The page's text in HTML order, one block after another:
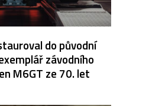
do původní
závodního
M6GT ze 70. let